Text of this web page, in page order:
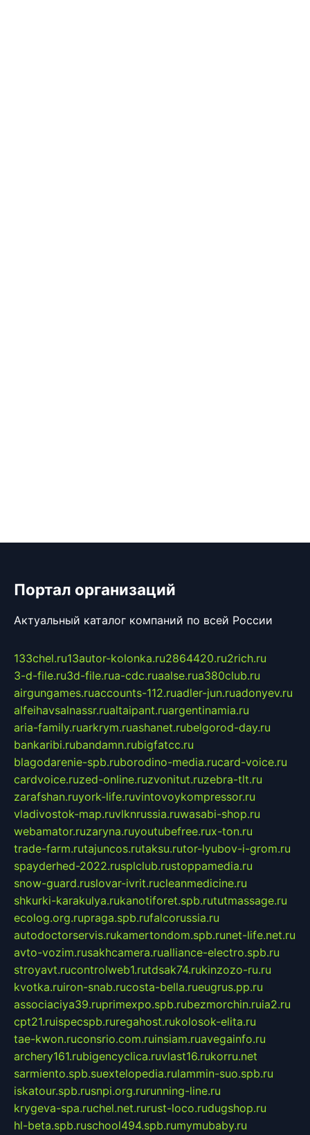
Портал организаций
Актуальный каталог компаний по всей России
133chel.ru13autor-kolonka.ru2864420.ru2rich.ru
3-d-file.ru3d-file.rua-cdc.ruaalse.rua380club.ru
airgungames.ruaccounts-112.ruadler-jun.ruadonyev.ru
alfeihavsalnassr.rualtaipant.ruargentinamia.ru
aria-family.ruarkrym.ruashanet.rubelgorod-day.ru
bankaribi.rubandamn.rubigfatcc.ru
blagodarenie-spb.ruborodino-media.rucard-voice.ru
cardvoice.ruzed-online.ruzvonitut.ruzebra-tlt.ru
zarafshan.ruyork-life.ruvintovoykompressor.ru
vladivostok-map.ruvlknrussia.ruwasabi-shop.ru
webamator.ruzaryna.ruyoutubefree.rux-ton.ru
trade-farm.rutajuncos.rutaksu.rutor-lyubov-i-grom.ru
spayderhed-2022.rusplclub.rustoppamedia.ru
snow-guard.ruslovar-ivrit.rucleanmedicine.ru
shkurki-karakulya.rukanotiforet.spb.rututmassage.ru
ecolog.org.rupraga.spb.rufalcorussia.ru
autodoctorservis.rukamertondom.spb.runet-life.net.ru
avto-vozim.rusakhcamera.rualliance-electro.spb.ru
stroyavt.rucontrolweb1.rutdsak74.rukinzozo-ru.ru
kvotka.ruiron-snab.rucosta-bella.rueugrus.pp.ru
associaciya39.ruprimexpo.spb.rubezmorchin.ruia2.ru
cpt21.ruispecspb.ruregahost.rukolosok-elita.ru
tae-kwon.ruconsrio.com.ruinsiam.ruavegainfo.ru
archery161.rubigencyclica.ruvlast16.rukorru.net
sarmiento.spb.suextelopedia.rulammin-suo.spb.ru
iskatour.spb.rusnpi.org.rurunning-line.ru
krygeva-spa.ruchel.net.rurust-loco.rudugshop.ru
hl-beta.spb.ruschool494.spb.rumymubaby.ru